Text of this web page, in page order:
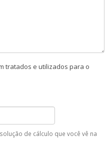
tratados e utilizados para o
de cálculo que você vê na